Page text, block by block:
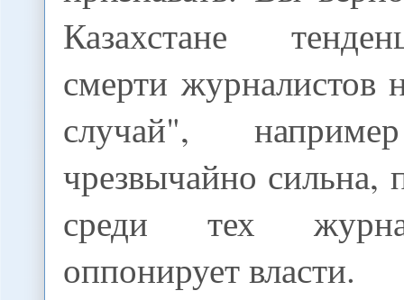
Казахстане
смерти журналистов
случай",
чрезвычайно
среди тех
оппонирует власти.